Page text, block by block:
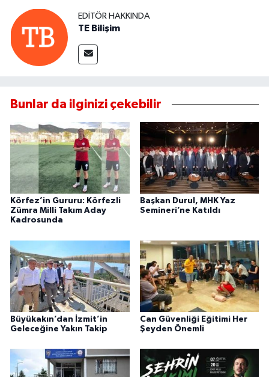
EDITÖR HAKKINDA
TE Bilişim
Bunlar da ilginizi çekebilir
Körfez’in Gururu: Körfezli
Zümra Milli Takım Aday
Kadrosunda
Başkan Durul, MHK Yaz
Semineri’ne Katıldı
Büyükakın’dan İzmit’in
Geleceğine Yakın Takip
Can Güvenliği Eğitimi Her
Şeyden Önemli